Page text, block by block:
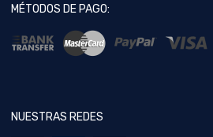
MÉTODOS DE PAGO:
NUESTRAS REDES